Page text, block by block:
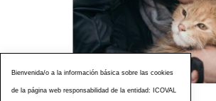
Bienvenida/o a la información básica sobre las cookies
de la página web responsabilidad de la entidad: ICOVAL